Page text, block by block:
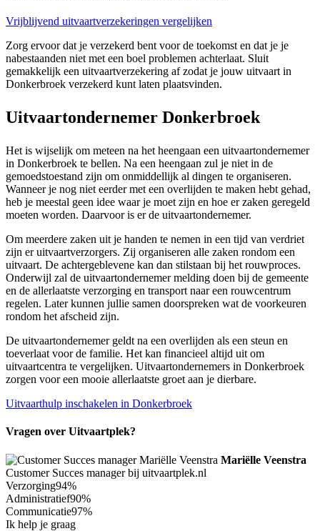
Vrijblijvend uitvaartverzekeringen vergelijken
Zorg ervoor dat je verzekerd bent voor de toekomst en dat je je
nabestaanden niet met een boel problemen achterlaat. Sluit
gemakkelijk een uitvaartverzekering af zodat je jouw uitvaart in
Donkerbroek verzekerd kunt laten plaatsvinden.
Uitvaartondernemer Donkerbroek
Het is wijselijk om meteen na het heengaan een uitvaartondernemer
in Donkerbroek te bellen. Na een heengaan zul je niet in de
gemoedstoestand zijn om onmiddellijk al dingen te organiseren.
Wanneer je nog niet eerder met een overlijden te maken hebt gehad,
heb je meestal geen idee waar je moet zijn en hoe er zaken geregeld
moeten worden. Daarvoor is er de uitvaartondernemer.
Om meerdere zaken uit je handen te nemen in een tijd van verdriet
zijn er uitvaartverzorgers. Zij organiseren alle zaken rondom een
uitvaart. De achtergeblevene kan dan stilstaan bij het rouwproces.
Onderwijl zal de uitvaartondernemer melding doen bij de gemeente
en de allerlaatste verzorging en transport naar een rouwcentrum
regelen. Later kunnen jullie samen doorspreken wat de voorkeuren
rondom het afscheid zijn.
De uitvaartondernemer geldt na een overlijden als een steun en
toeverlaat voor de familie. Het kan financieel altijd uit om
uitvaartcentra te vergelijken. Uitvaartondernemers in Donkerbroek
zorgen voor een mooie allerlaatste groet aan je dierbare.
Uitvaarthulp inschakelen in Donkerbroek
Vragen over Uitvaartplek?
Mariëlle Veenstra
Customer Succes manager bij uitvaartplek.nl
Verzorging94%
Administratief90%
Communicatie97%
Ik help je graag